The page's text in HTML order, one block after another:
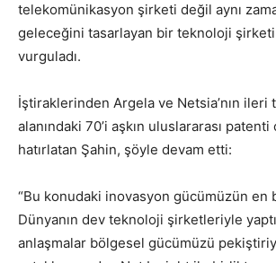
telekomünikasyon şirketi değil aynı
geleceğini tasarlayan bir teknoloji şirketi
vurguladı.
İştiraklerinden Argela ve Netsia’nın
alanındaki 70’i aşkın uluslararası
hatırlatan Şahin, şöyle devam etti:
“Bu konudaki inovasyon gücümüzün en
Dünyanın dev teknoloji şirketleriyle
anlaşmalar bölgesel gücümüzü